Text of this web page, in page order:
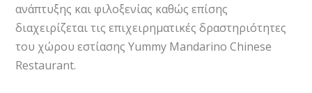
ανάπτυξης και φιλοξενίας καθώς επίσης
διαχειρίζεται τις επιχειρηματικές δραστηριότητες
του χώρου εστίασης Yummy Mandarino Chinese
Restaurant.